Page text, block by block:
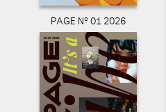
PAGE N° 01 2026